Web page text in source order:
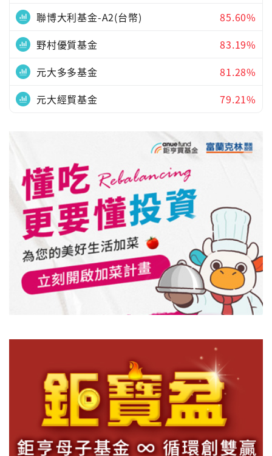
聯博大利基金-A2(台幣)
85.60%
野村優質基金
83.19%
元大多多基金
81.28%
元大經貿基金
79.21%